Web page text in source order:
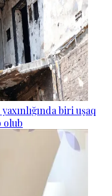
biri uşaq
olub